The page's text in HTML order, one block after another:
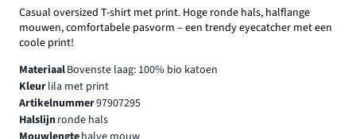
Casual oversized T-shirt met print. Hoge ronde hals, halflange
mouwen, comfortabele pasvorm – een trendy eyecatcher met een
coole print!
MateriaalBovenste laag: 100% bio katoen
Kleurlila met print
Artikelnummer97907295
Halslijnronde hals